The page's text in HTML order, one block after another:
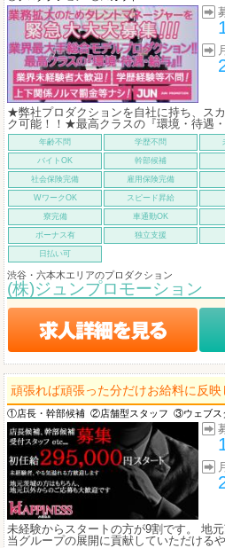
★弊社プロダクションを自社に持ち、ス
ク可能！！★最高クラスの『環境・待遇
年齢不問 学歴不問
バイトOK 幹部候補
社会保険完備 雇用保険完備
WワークOK スピード昇給
寮完備 車通勤OK
ボーナス有 独立支援
日払い可
渋谷・六本木エリアのプロダクション
(株)ジュンプロモーション
頑張れば頑張った分だけお給料に反映
①店長・幹部候補 ②店舗型スタッフ ③ウェブス
未経験からスタートの方が9割です。 地
当グループの展開に貢献していただける